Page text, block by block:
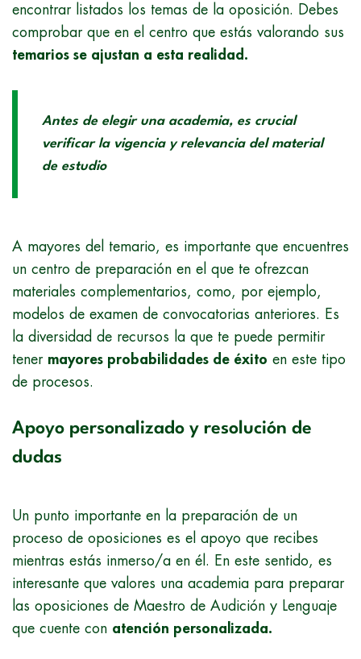
encontrar listados los temas de la oposición. Debes
comprobar que en el centro que estás valorando sus
temarios se ajustan a esta realidad.
Antes de elegir una academia, es crucial
verificar la vigencia y relevancia del material
de estudio
A mayores del temario, es importante que encuentres
un centro de preparación en el que te ofrezcan
materiales complementarios, como, por ejemplo,
modelos de examen de convocatorias anteriores. Es
la diversidad de recursos la que te puede permitir
tener mayores probabilidades de éxito en este tipo
de procesos.
Apoyo personalizado y resolución de
dudas
Un punto importante en la preparación de un
proceso de oposiciones es el apoyo que recibes
mientras estás inmerso/a en él. En este sentido, es
interesante que valores una academia para preparar
las oposiciones de Maestro de Audición y Lenguaje
que cuente con atención personalizada.